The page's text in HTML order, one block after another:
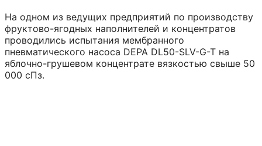
На одном из ведущих предприятий по производству
фруктово-ягодных наполнителей и концентратов
проводились испытания мембранного
пневматического насоса DEPA DL50-SLV-G-T на
яблочно-грушевом концентрате вязкостью свыше 50
000 сПз.